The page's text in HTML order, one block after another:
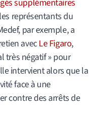
supplémentaires
représentants du
par exemple, a
avecLe Figaro,
très négatif » pour
intervient alors que la
face à une
contre des arrêts de